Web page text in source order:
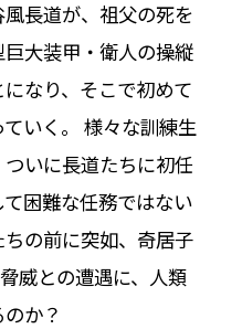
長道が、祖父の死を
大装甲・衛人の操縦
なり、そこで初めて
いく。 様々な訓練生
いに長道たちに初任
困難な任務ではない
の前に突如、奇居子
威との遭遇に、人類
か？